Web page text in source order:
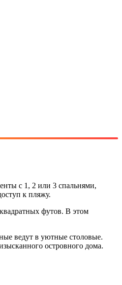
с 1, 2 или 3 спальнями,
к пляжу.
футов. В этом
ведут в уютные столовые.
островного дома.